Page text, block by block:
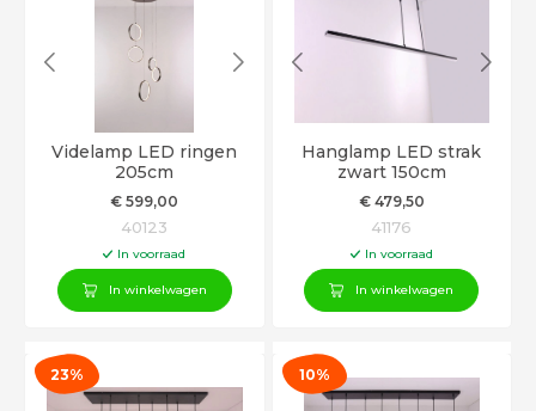
Videlamp LED ringen
205cm
€ 599,00
40123
In voorraad
In winkelwagen
Hanglamp LED strak
zwart 150cm
€479,50
41176
In voorraad
In winkelwagen
23% 10%